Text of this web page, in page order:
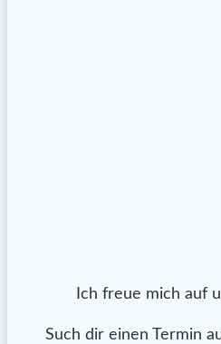
Ich freue mich auf
Such dir einen Termin